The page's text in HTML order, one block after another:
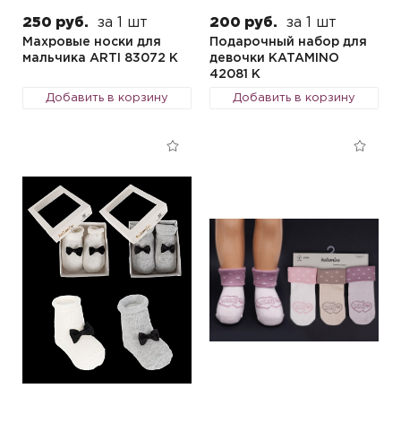
250 руб. за 1 шт
Махровые носки для
мальчика ARTI 83072 K
Добавить в корзину
200 руб. за 1 шт
Подарочный набор для
девочки KATAMINO
42081 K
Добавить в корзину